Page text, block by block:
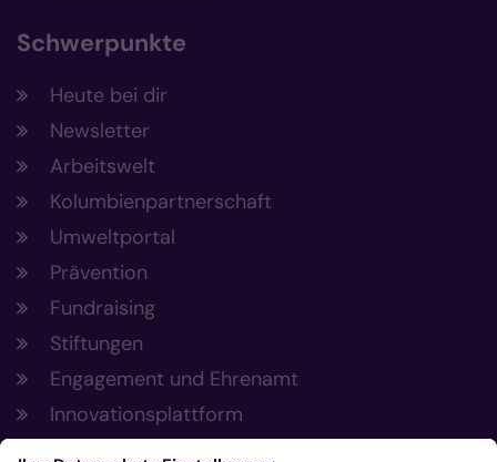
Schwerpunkte
Heute bei dir
Newsletter
Arbeitswelt
Kolumbienpartnerschaft
Umweltportal
Prävention
Fundraising
Stiftungen
Engagement und Ehrenamt
Innovationsplattform